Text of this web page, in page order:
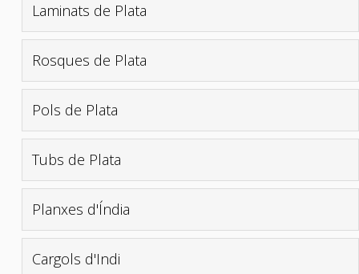
Laminats de Plata
Rosques de Plata
Pols de Plata
Tubs de Plata
Planxes d'Índia
Cargols d'Indi